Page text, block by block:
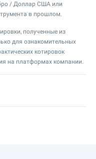
/ Доллар США или
в прошлом.
полученные из
для ознакомительных
котировок
на платформах компании.